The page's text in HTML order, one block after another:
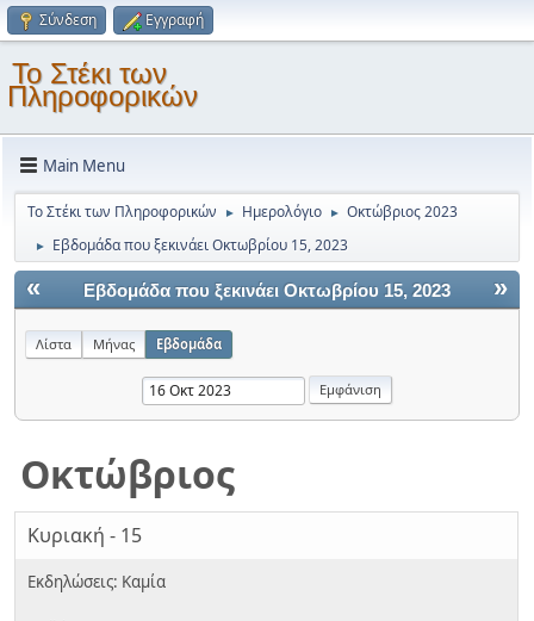
Σύνδεση Εγγραφή
Το Στέκι των
Πληροφορικών
Main Menu
Το Στέκι των Πληροφορικών ► Ημερολόγιο ► Οκτώβριος 2023
► Εβδομάδα που ξεκινάει Οκτωβρίου 15, 2023
« »
Εβδομάδα που ξεκινάει Οκτωβρίου 15, 2023
Λίστα Μήνας Εβδομάδα
Οκτώβριος
Κυριακή - 15